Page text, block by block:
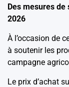
Des mesures
2026
À l’occasion de
à soutenir les
campagne
Le prix d’achat